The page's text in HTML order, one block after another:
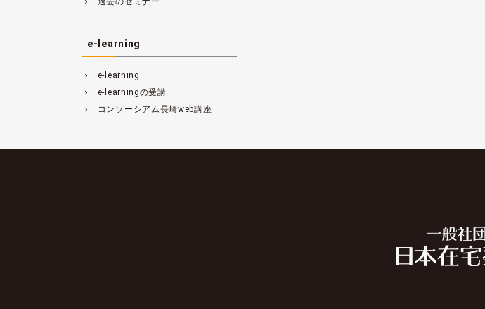
navigate_next
e-learning
navigate_next e-learning
navigate_next e-learningの受講
navigate_next コンソーシアム長崎web講座